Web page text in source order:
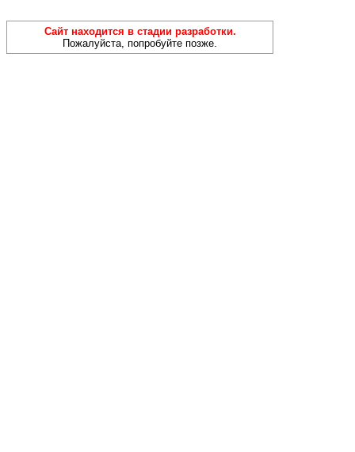
Сайт находится в стадии разработки.
Пожалуйста, попробуйте позже.